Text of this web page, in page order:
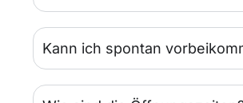
Kann ich spontan